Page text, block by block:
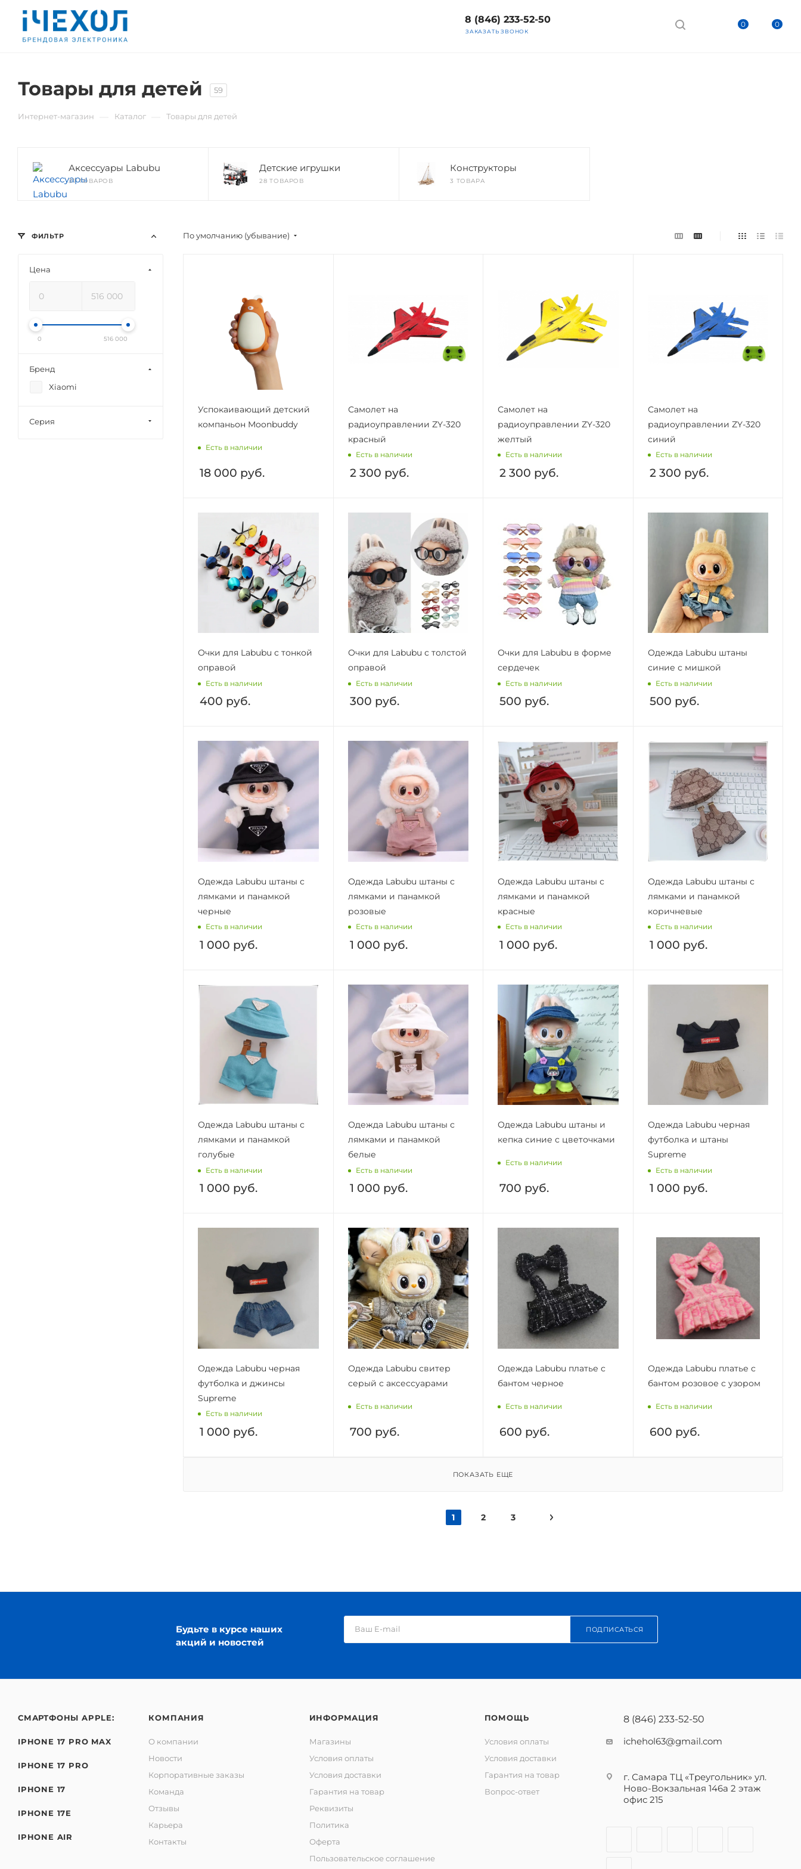
0 0
8 (846) 233-52-50
ЗАКАЗАТЬ ЗВОНОК
Товары для детей 59
Интернет-магазин Каталог Товары для детей
Аксессуары Labubu
37 ТОВАРОВ
Детские игрушки
28 ТОВАРОВ
Конструкторы
3 ТОВАРА
По умолчанию (убывание)
Успокаивающий детский
компаньон Moonbuddy
Есть в наличии
18 000 руб.
Самолет на
радиоуправлении ZY-320
красный
Есть в наличии
2 300 руб.
Самолет на
радиоуправлении ZY-320
желтый
Есть в наличии
2 300 руб.
Самолет на
радиоуправлении ZY-320
cиний
Есть в наличии
2 300 руб.
Очки для Labubu с тонкой
оправой
Есть в наличии
400 руб.
Очки для Labubu с толстой
оправой
Есть в наличии
300 руб.
Очки для Labubu в форме
сердечек
Есть в наличии
500 руб.
Одежда Labubu штаны
синие с мишкой
Есть в наличии
500 руб.
Одежда Labubu штаны с
лямками и панамкой
черные
Есть в наличии
1 000 руб.
Одежда Labubu штаны с
лямками и панамкой
розовые
Есть в наличии
1 000 руб.
Одежда Labubu штаны с
лямками и панамкой
красные
Есть в наличии
1 000 руб.
Одежда Labubu штаны с
лямками и панамкой
коричневые
Есть в наличии
1 000 руб.
Одежда Labubu штаны с
лямками и панамкой
голубые
Есть в наличии
1 000 руб.
Одежда Labubu штаны с
лямками и панамкой
белые
Есть в наличии
1 000 руб.
Одежда Labubu штаны и
кепка синие с цветочками
Есть в наличии
700 руб.
Одежда Labubu черная
футболка и штаны
Supreme
Есть в наличии
1 000 руб.
Одежда Labubu черная
футболка и джинсы
Supreme
Есть в наличии
1 000 руб.
Одежда Labubu свитер
серый с аксессуарами
Есть в наличии
700 руб.
Одежда Labubu платье с
бантом черное
Есть в наличии
600 руб.
Одежда Labubu платье с
бантом розовое с узором
Есть в наличии
600 руб.
ПОКАЗАТЬ ЕЩЕ
1 2 3
ФИЛЬТР
Цена
0 516 000
Бренд
Xiaomi
Серия
Будьте в курсе наших
акций и новостей
ПОДПИСАТЬСЯ
СМАРТФОНЫ APPLE:
IPHONE 17 PRO MAX
IPHONE 17 PRO
IPHONE 17
IPHONE 17E
IPHONE AIR
КОМПАНИЯ
О компании
Новости
Корпоративные заказы
Команда
Отзывы
Карьера
Контакты
ИНФОРМАЦИЯ
Магазины
Условия оплаты
Условия доставки
Гарантия на товар
Реквизиты
Политика
Оферта
Пользовательское соглашение
ПОМОЩЬ
Условия оплаты
Условия доставки
Гарантия на товар
Вопрос-ответ
8 (846) 233-52-50
ichehol63@gmail.com
г. Самара ТЦ «Треугольник» ул.
Ново-Вокзальная 146а 2 этаж
офис 215